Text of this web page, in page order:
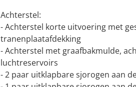
Achterstel:
- Achterstel korte uitvoering met
tranenplaatafdekking
- Achterstel met graafbakmulde,
luchtreservoirs
- 2 paar uitklapbare sjorogen aan